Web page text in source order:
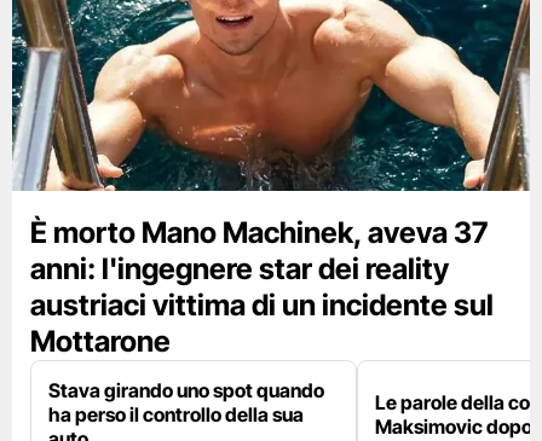
È morto Mano Machinek, aveva 37
anni: l'ingegnere star dei reality
austriaci vittima di un incidente sul
Mottarone
Stava girando uno spot quando
ha perso il controllo della sua
Le parole della
Maksimovic dopo